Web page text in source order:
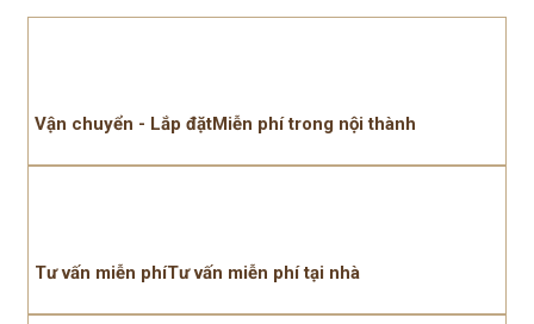
Vận chuyển - Lắp đặtMiễn phí trong nội thành
Tư vấn miễn phíTư vấn miễn phí tại nhà